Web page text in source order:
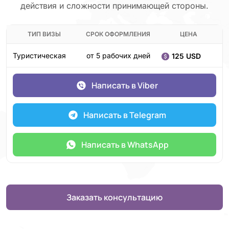
действия и сложности принимающей стороны.
ТИП ВИЗЫ СРОК ОФОРМЛЕНИЯ ЦЕНА
Туристическая от 5 рабочих дней 125 USD
Написать в Viber
Написать в Telegram
Написать в WhatsApp
Заказать консультацию